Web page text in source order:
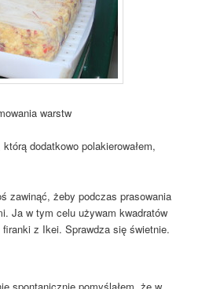
warstw
dodatkowo polakierowałem,
zawinąć, żeby podczas prasowania
Ja w tym celu używam kwadratów
z Ikei. Sprawdza się świetnie.